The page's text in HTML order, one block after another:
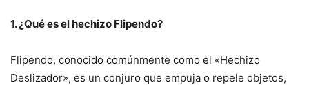
1. ¿Qué es el hechizo Flipendo?
Flipendo, conocido comúnmente como el «Hechizo
Deslizador», es un conjuro que empuja o repele objetos,